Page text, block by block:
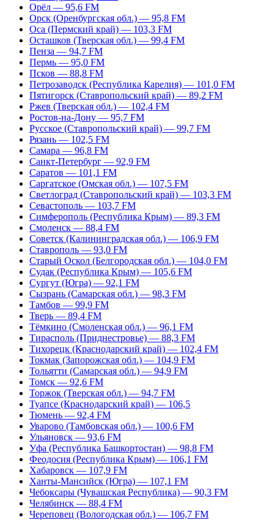
Орёл — 95,6 FM
Орск (Оренбургская обл.) — 95,8 FM
Оса (Пермский край) — 103,3 FM
Осташков (Тверская обл.) — 99,4 FM
Пенза — 94,7 FM
Пермь — 95,0 FM
Псков — 88,8 FM
Петрозаводск (Республика Карелия) — 101,0 FM
Пятигорск (Ставропольский край) — 89,2 FM
Ржев (Тверская обл.) — 102,4 FM
Ростов-на-Дону — 95,7 FM
Русское (Ставропольский край) — 99,7 FM
Рязань — 102,5 FM
Самара — 96,8 FM
Санкт-Петербург — 92,9 FM
Саратов — 101,1 FM
Саргатское (Омская обл.) — 107,5 FM
Светлоград (Ставропольский край) — 103,3 FM
Севастополь — 103,7 FM
Симферополь (Республика Крым) — 89,3 FM
Смоленск — 88,4 FM
Советск (Калининградская обл.) — 106,9 FM
Ставрополь — 93,0 FM
Старый Оскол (Белгородская обл.) — 104,0 FM
Судак (Республика Крым) — 105,6 FM
Сургут (Югра) — 92,1 FM
Сызрань (Самарская обл.) — 98,3 FM
Тамбов — 99,9 FM
Тверь — 89,4 FM
Тёмкино (Смоленская обл.) — 96,1 FM
Тирасполь (Приднестровье) — 88,3 FM
Тихорецк (Краснодарский край) — 102,4 FM
Токмак (Запорожская обл.) — 104,9 FM
Тольятти (Самарская обл.) — 94,9 FM
Томск — 92,6 FM
Торжок (Тверская обл.) — 94,7 FM
Туапсе (Краснодарский край) — 106,5
Тюмень — 92,4 FM
Уварово (Тамбовская обл.) — 100,6 FM
Ульяновск — 93,6 FM
Уфа (Республика Башкортостан) — 98,8 FM
Феодосия (Республика Крым) — 106,1 FM
Хабаровск — 107,9 FM
Ханты-Мансийск (Югра) — 107,1 FM
Чебоксары (Чувашская Республика) — 90,3 FM
Челябинск — 88,4 FM
Череповец (Вологодская обл.) — 106,7 FM